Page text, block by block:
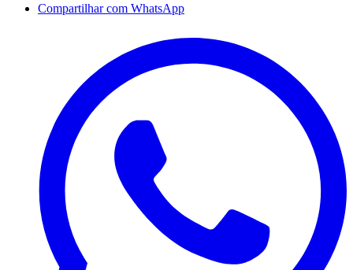
Compartilhar com WhatsApp